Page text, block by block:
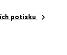
potisku